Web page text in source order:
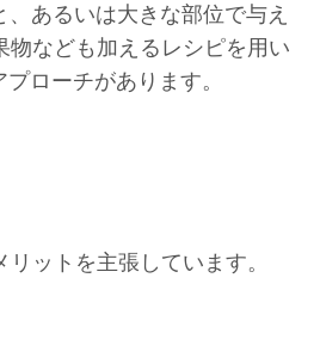
あるいは大きな部位で与え
物なども加えるレシピを用い
ローチがあります。
ットを主張しています。